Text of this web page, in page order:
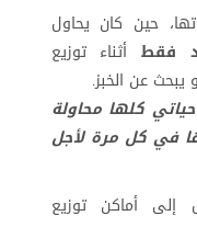
حين كان يحاول
فقطأثناء توزيع
عن الخبز.
كلها محاولة
في كل مرة لأجل
إلى أماكن توزيع